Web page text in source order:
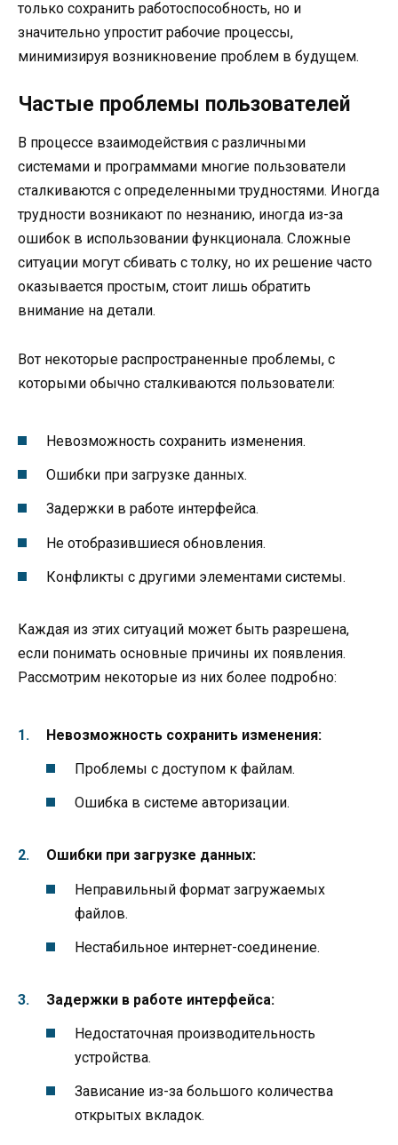
только сохранить работоспособность, но и
значительно упростит рабочие процессы,
минимизируя возникновение проблем в будущем.
Частые проблемы пользователей
В процессе взаимодействия с различными
системами и программами многие пользователи
сталкиваются с определенными трудностями. Иногда
трудности возникают по незнанию, иногда из-за
ошибок в использовании функционала. Сложные
ситуации могут сбивать с толку, но их решение часто
оказывается простым, стоит лишь обратить
внимание на детали.
Вот некоторые распространенные проблемы, с
которыми обычно сталкиваются пользователи:
Невозможность сохранить изменения.
Ошибки при загрузке данных.
Задержки в работе интерфейса.
Не отобразившиеся обновления.
Конфликты с другими элементами системы.
Каждая из этих ситуаций может быть разрешена,
если понимать основные причины их появления.
Рассмотрим некоторые из них более подробно:
Невозможность сохранить изменения:
Проблемы с доступом к файлам.
Ошибка в системе авторизации.
Ошибки при загрузке данных:
Неправильный формат загружаемых
файлов.
Нестабильное интернет-соединение.
Задержки в работе интерфейса:
Недостаточная производительность
устройства.
Зависание из-за большого количества
открытых вкладок.